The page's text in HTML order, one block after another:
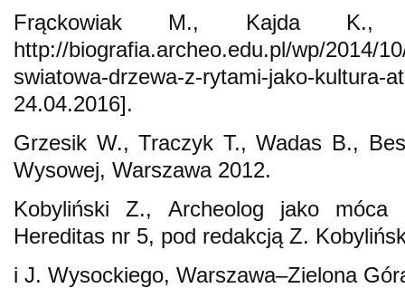
Frąckowiak M., Kajda K.,
http://biografia.archeo.edu.pl/wp/2014/
swiatowa-drzewa-z-rytami-jako-
24.04.2016].
Grzesik W., Traczyk T., Wadas B.,
Wysowej, Warszawa 2012.
Kobyliński Z., Archeolog jako móca
Hereditas nr 5, pod redakcją Z.
i J. Wysockiego, Warszawa–Zielona